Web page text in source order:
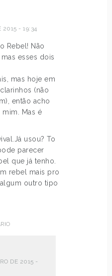
2015 - 19:34
Rebel! Não
esses dois
mas hoje em
(não
então acho
mim. Mas é
usou? To
parecer
que já tenho.
rebel mais pro
outro tipo
DE 2015 -